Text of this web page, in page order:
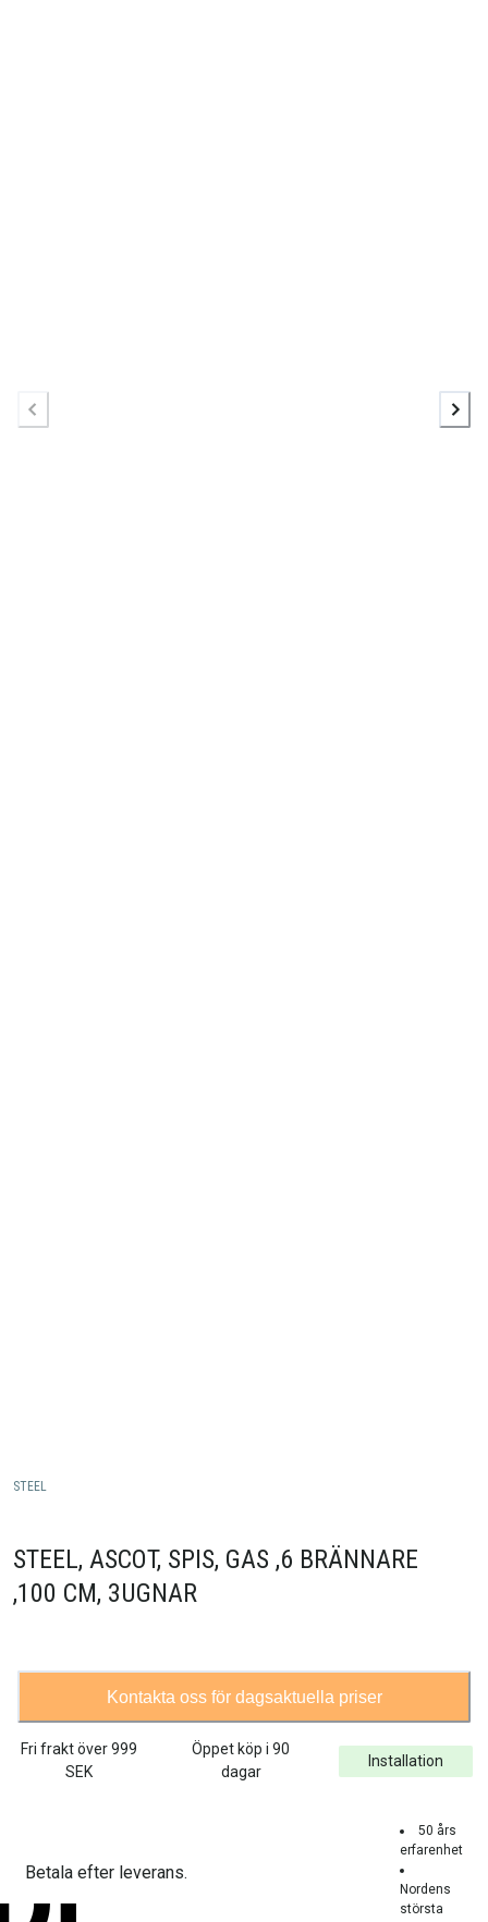
STEEL
STEEL, ASCOT, SPIS, GAS ,6 BRÄNNARE
,100 CM, 3UGNAR
Kontakta oss för dagsaktuella priser
Fri frakt över999
SEK
Öppet köp i 90
dagar
Installation
Betala efter leverans.
50 års
erfarenhet
Nordens
största